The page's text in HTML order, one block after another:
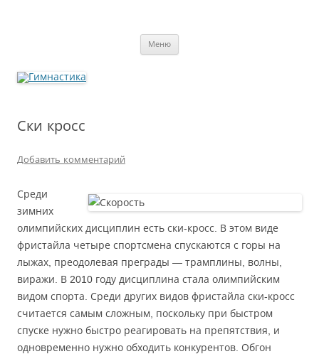
Меню
Ски кросс
Добавить комментарий
Среди
зимних
олимпийских дисциплин есть ски-кросс. В этом виде
фристайла четыре спортсмена спускаются с горы на
лыжах, преодолевая преграды — трамплины, волны,
виражи. В 2010 году дисциплина стала олимпийским
видом спорта. Среди других видов фристайла ски-кросс
считается самым сложным, поскольку при быстром
спуске нужно быстро реагировать на препятствия, и
одновременно нужно обходить конкурентов. Обгон